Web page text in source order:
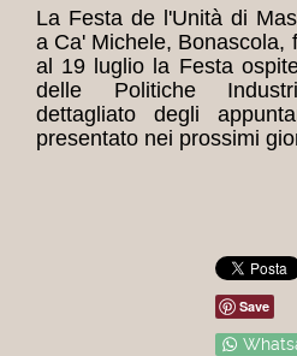
La Festa de l'Unità di
a Ca' Michele, Bonascola,
al 19 luglio la Festa
delle Politiche
dettagliato degli
presentato nei prossimi
Save